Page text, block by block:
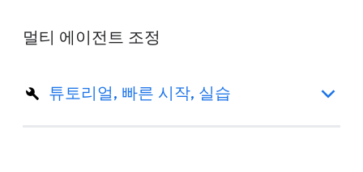
멀티 에이전트 조정
튜토리얼, 빠른 시작, 실습